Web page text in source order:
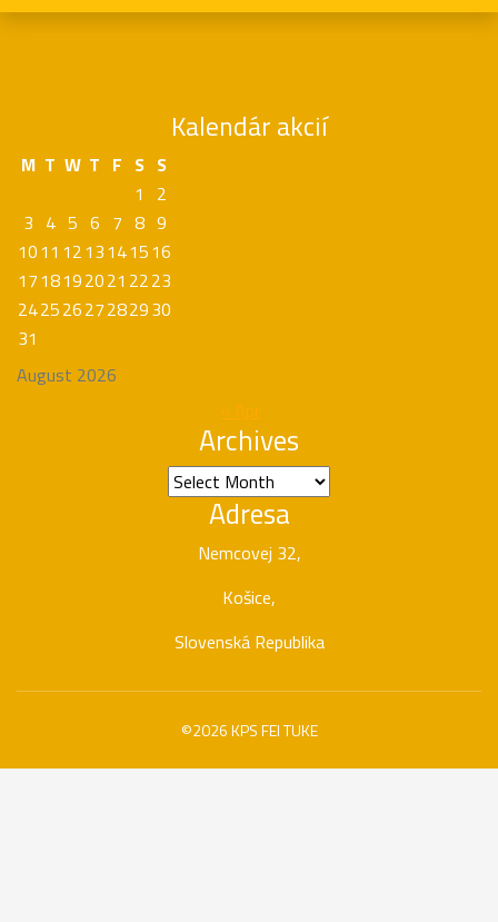
Kalendár akcií
August 2026
M T W T F S S
1
2
3 4 5 6 7 8 9
1011 1213141516
1718192021 2223
24252627282930
31
Archives
Archives
Adresa
Nemcovej 32,
Košice,
Slovenská Republika
©2026 KPS FEI TUKE